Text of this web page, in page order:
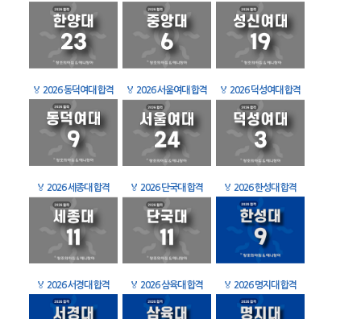
🏅 2026 동덕여대 합격 🏅 2026 서울여대 합격 🏅 2026 덕성여대 합격
🏅 2026 세종대 합격 🏅 2026 단국대 합격 🏅 2026 한성대 합격
🏅 2026 서경대 합격 🏅 2026 삼육대 합격 🏅 2026 명지대 합격